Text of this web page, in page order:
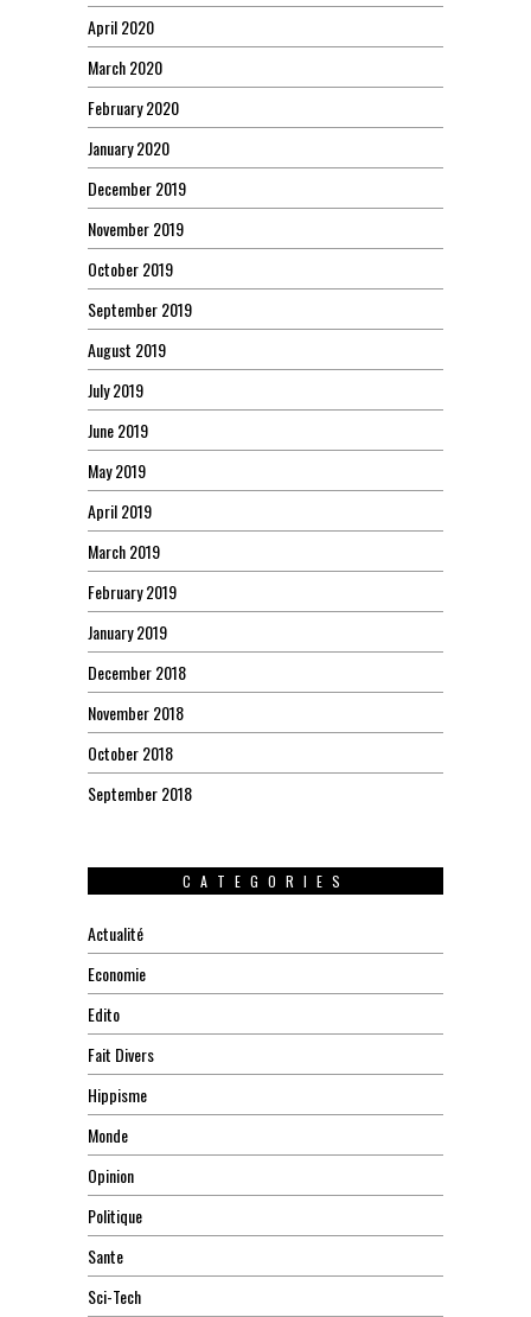
April 2020
March 2020
February 2020
January 2020
December 2019
November 2019
October 2019
September 2019
August 2019
July 2019
June 2019
May 2019
April 2019
March 2019
February 2019
January 2019
December 2018
November 2018
October 2018
September 2018
CATEGORIES
Actualité
Economie
Edito
Fait Divers
Hippisme
Monde
Opinion
Politique
Sante
Sci-Tech